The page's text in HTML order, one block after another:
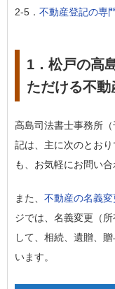
2-5． 不動産登記の専
1．松戸の高
ただける不動
高島司法書士事務所
記は、主に次のとお
も、お気軽にお問い合
また、 不動産の名義変
ジでは、名義変更（
して、相続、遺贈、
います。